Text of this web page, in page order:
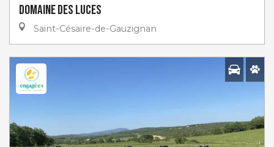
Domaine Des Luces
Saint-Césaire-de-Gauzignan